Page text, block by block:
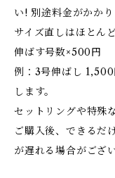
い! 別途料金がかか
サイズ直しはほとん
伸ばす号数×500円
例：3号伸ばし
します。
セットリングや特殊
ご購入後、できるだ
が遅れる場合がござ